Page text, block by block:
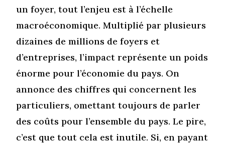
un foyer, tout l’enjeu est à l’échelle
macroéconomique. Multiplié par plusieurs
dizaines de millions de foyers et
d’entreprises, l’impact représente un poids
énorme pour l’économie du pays. On
annonce des chiffres qui concernent les
particuliers, omettant toujours de parler
des coûts pour l’ensemble du pays. Le pire,
c’est que tout cela est inutile. Si, en payant